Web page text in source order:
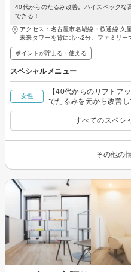
40代からのたるみ改善。ハイスペックな
できる！
アクセス：名古屋市名城線・桜通線
未来タワーを背に北へ2分、ファミリ
ポイントが貯まる・使える
スペシャルメニュー
女性
【40代からのリフトア
でたるみを元から改善
すべてのスペシ
その他の